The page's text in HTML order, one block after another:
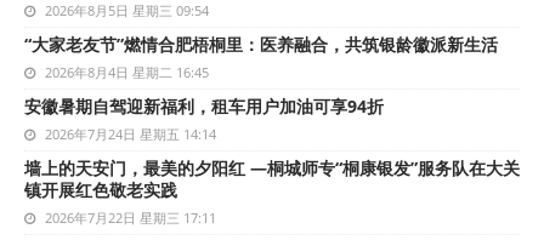
2026年8月5日 星期三 09:54
“大家老友节”燃情合肥梧桐里：医养融合，共筑银龄徽派新生活
2026年8月4日 星期二 16:45
安徽暑期自驾迎新福利，租车用户加油可享94折
2026年7月24日 星期五 14:14
墙上的天安门，最美的夕阳红 —桐城师专“桐康银发”服务队在大关
镇开展红色敬老实践
2026年7月22日 星期三 17:11